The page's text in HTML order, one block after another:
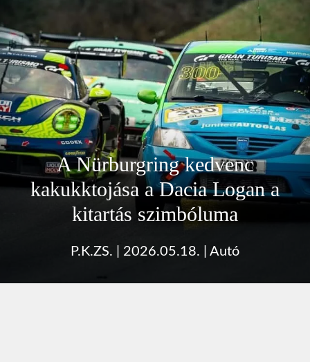
A Nürburgring kedvenc
kakukktojása a Dacia Logan a
kitartás szimbóluma
P.K.ZS. 2026.05.18. Autó